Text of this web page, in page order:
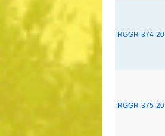
RGGR-374-20
RGGR-375-20